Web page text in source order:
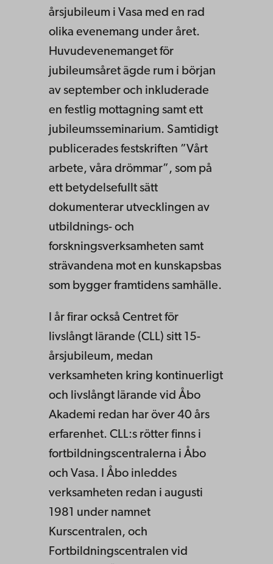
årsjubileum i Vasa med en rad
olika evenemang under året.
Huvudevenemanget för
jubileumsåret ägde rum i början
av september och inkluderade
en festlig mottagning samt ett
jubileumsseminarium. Samtidigt
publicerades festskriften ”Vårt
arbete, våra drömmar”, som på
ett betydelsefullt sätt
dokumenterar utvecklingen av
utbildnings- och
forskningsverksamheten samt
strävandena mot en kunskapsbas
som bygger framtidens samhälle.
I år firar också Centret för
livslångt lärande (CLL) sitt 15-
årsjubileum, medan
verksamheten kring kontinuerligt
och livslångt lärande vid Åbo
Akademi redan har över 40 års
erfarenhet. CLL:s rötter finns i
fortbildningscentralerna i Åbo
och Vasa. I Åbo inleddes
verksamheten redan i augusti
1981 under namnet
Kurscentralen, och
Fortbildningscentralen vid